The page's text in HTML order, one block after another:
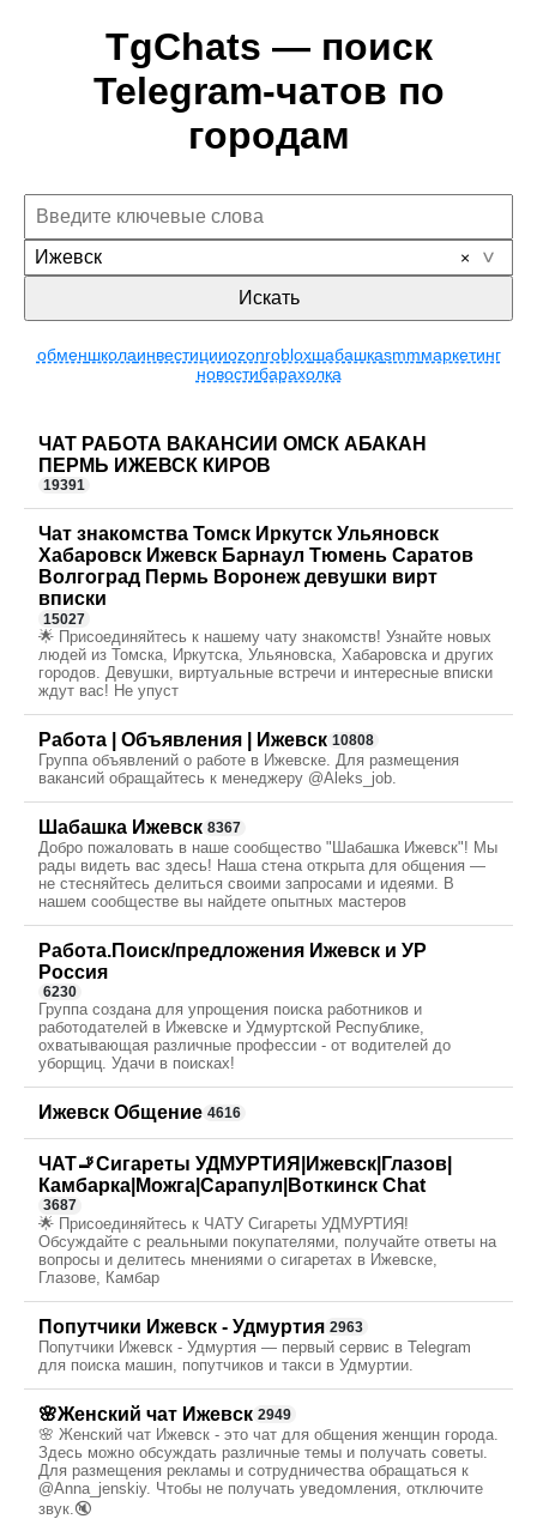
TgChats — поиск
Telegram-чатов по
городам
Ижевск
Искать
обменшколаинвестицииozonrobloxшабашкаsmmмаркетинг
новостибарахолка
ЧАТ РАБОТА ВАКАНСИИ ОМСК АБАКАН
ПЕРМЬ ИЖЕВСК КИРОВ
19391
Чат знакомства Томск Иркутск Ульяновск
Хабаровск Ижевск Барнаул Тюмень Саратов
Волгоград Пермь Воронеж девушки вирт
вписки
15027
🌟 Присоединяйтесь к нашему чату знакомств! Узнайте новых
людей из Томска, Иркутска, Ульяновска, Хабаровска и других
городов. Девушки, виртуальные встречи и интересные вписки
ждут вас! Не упуст
Работа | Объявления | Ижевск 10808
Группа объявлений о работе в Ижевске. Для размещения
вакансий обращайтесь к менеджеру @Aleks_job.
Шабашка Ижевск 8367
Добро пожаловать в наше сообщество "Шабашка Ижевск"! Мы
рады видеть вас здесь! Наша стена открыта для общения —
не стесняйтесь делиться своими запросами и идеями. В
нашем сообществе вы найдете опытных мастеров
Работа.Поиск/предложения Ижевск и УР
Россия
6230
Группа создана для упрощения поиска работников и
работодателей в Ижевске и Удмуртской Республике,
охватывающая различные профессии - от водителей до
уборщиц. Удачи в поисках!
Ижевск Общение 4616
ЧАТ🚬Сигареты УДМУРТИЯ|Ижевск|Глазов|
Камбарка|Можга|Сарапул|Воткинск Chat
3687
🌟 Присоединяйтесь к ЧАТУ Сигареты УДМУРТИЯ!
Обсуждайте с реальными покупателями, получайте ответы на
вопросы и делитесь мнениями о сигаретах в Ижевске,
Глазове, Камбар
Попутчики Ижевск - Удмуртия 2963
Попутчики Ижевск - Удмуртия — первый сервис в Telegram
для поиска машин, попутчиков и такси в Удмуртии.
🌸Женский чат Ижевск 2949
🌸 Женский чат Ижевск - это чат для общения женщин города.
Здесь можно обсуждать различные темы и получать советы.
Для размещения рекламы и сотрудничества обращаться к
@Anna_jenskiy. Чтобы не получать уведомления, отключите
звук.🔇